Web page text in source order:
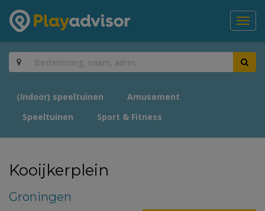
(Indoor) speeltuinen
Amusement
Speeltuinen
Sport & Fitness
Kooijkerplein
Groningen